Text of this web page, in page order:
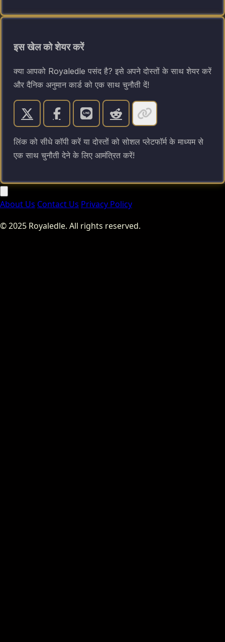
इस खेल को शेयर करें
क्या आपको Royaledle पसंद है? इसे अपने दोस्तों के साथ शेयर करें
और दैनिक अनुमान कार्ड को एक साथ चुनौती दें!
लिंक को सीधे कॉपी करें या दोस्तों को सोशल प्लेटफॉर्म के माध्यम से
एक साथ चुनौती देने के लिए आमंत्रित करें!
About Us Contact Us Privacy Policy
© 2025 Royaledle. All rights reserved.